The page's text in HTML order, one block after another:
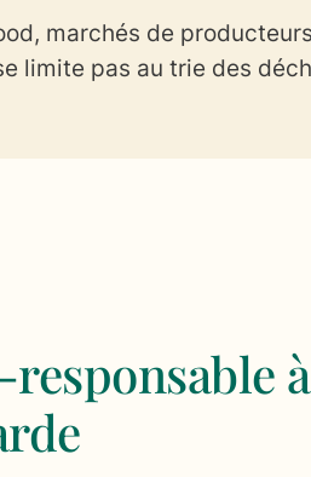
marchés de
limite pas au trie des